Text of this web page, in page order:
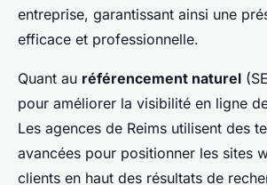
entreprise, garantissant ainsi une
efficace et professionnelle.
Quant au référencement naturel
pour améliorer la visibilité en ligne
Les agences de Reims utilisent des
avancées pour positionner les sites
clients en haut des résultats de